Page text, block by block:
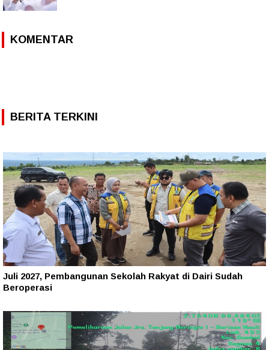
KOMENTAR
BERITA TERKINI
Juli 2027, Pembangunan Sekolah Rakyat di Dairi Sudah
Beroperasi